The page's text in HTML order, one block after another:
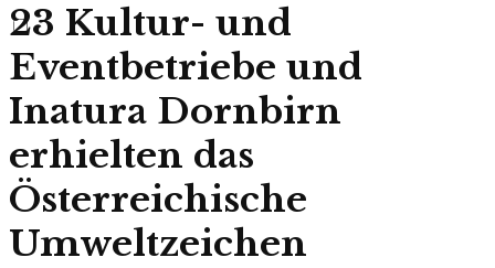
23 Kultur- und
Eventbetriebe und
Inatura Dornbirn
erhielten das
Österreichische
Umweltzeichen